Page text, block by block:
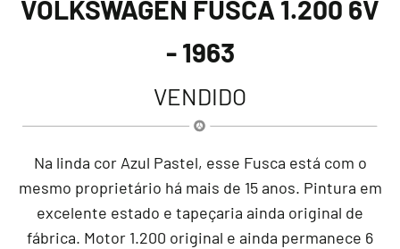
VOLKSWAGEN FUSCA 1.200 6V
- 1963
VENDIDO
Na linda cor Azul Pastel, esse Fusca está com o
mesmo proprietário há mais de 15 anos. Pintura em
excelente estado e tapeçaria ainda original de
fábrica. Motor 1.200 original e ainda permanece 6